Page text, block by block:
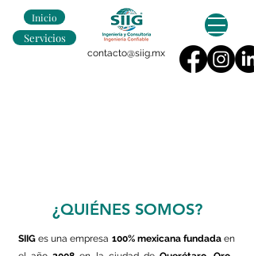
Inicio
Servicios
contacto@siig.mx
¿QUIÉNES SOMOS?
SIIG es una empresa 100% mexicana fundadaen